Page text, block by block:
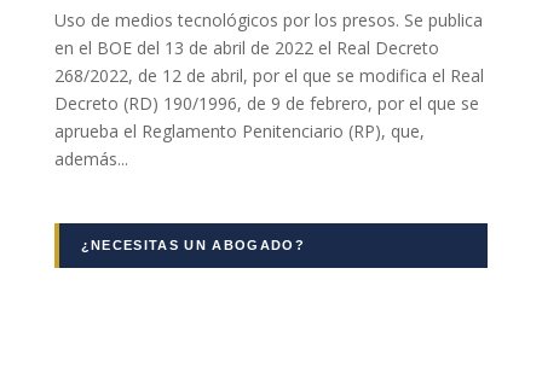
Uso de medios tecnológicos por los presos. Se publica
en el BOE del 13 de abril de 2022 el Real Decreto
268/2022, de 12 de abril, por el que se modifica el Real
Decreto (RD) 190/1996, de 9 de febrero, por el que se
aprueba el Reglamento Penitenciario (RP), que,
además...
¿NECESITAS UN ABOGADO?
Para que
nuestra web
funcione lo
mejor posible
visita. Si
rechaza estas
desaparecerán